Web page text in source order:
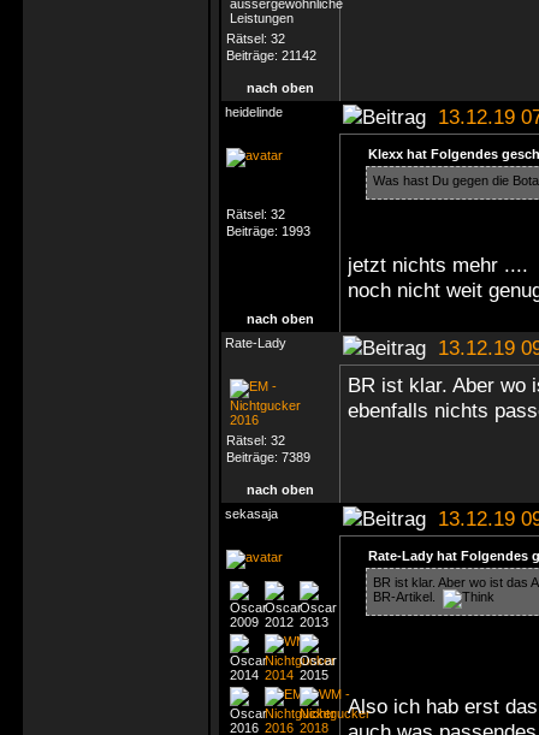
Rätsel: 32
Beiträge: 21142
nach oben
heidelinde
13.12.19
Rätsel: 32
Beiträge: 1993
Klexx hat Folgendes
Was hast Du gegen die
jetzt nichts mehr ....
noch nicht weit
nach oben
Rate-Lady
13.12.19
Rätsel: 32
Beiträge: 7389
BR ist klar. Aber wo
ebenfalls nichts
nach oben
sekasaja
13.12.19
Rate-Lady hat Folgendes
BR ist klar. Aber wo ist das
BR-Artikel.
Also ich hab erst